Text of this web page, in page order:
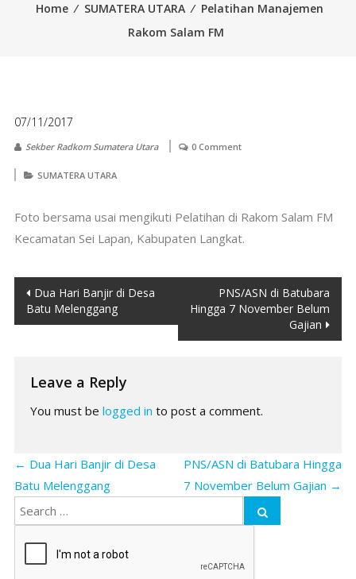
Home ⁄ SUMATERA UTARA ⁄ Pelatihan Manajemen
Rakom Salam FM
07/11/2017
Sekber Radkom Sumatera Utara 0 Comment
SUMATERA UTARA
Foto bersama usai mengikuti Pelatihan di Rakom Salam FM
Kecamatan Sei Lapan, Kabupaten Langkat.
Post
navigation
Dua Hari Banjir di Desa
Batu Melenggang
PNS/ASN di Batubara
Hingga 7 November Belum
Gajian
Leave a Reply
You must be logged in to post a comment.
← Dua Hari Banjir di Desa
Batu Melenggang
PNS/ASN di Batubara Hingga
7 November Belum Gajian →